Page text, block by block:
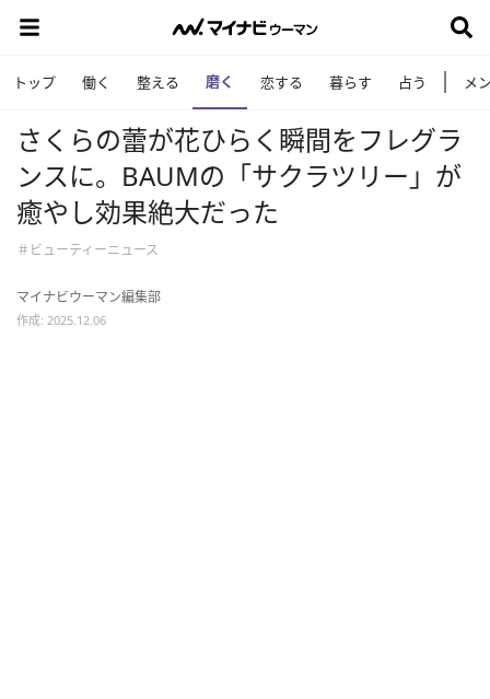
トップ 働く 整える 磨く 恋する 暮らす 占う メ
さくらの蕾が花ひらく瞬間をフレグラ
ンスに。BAUMの「サクラツリー」が
癒やし効果絶大だった
＃ビューティーニュース
マイナビウーマン編集部
作成: 2025.12.06